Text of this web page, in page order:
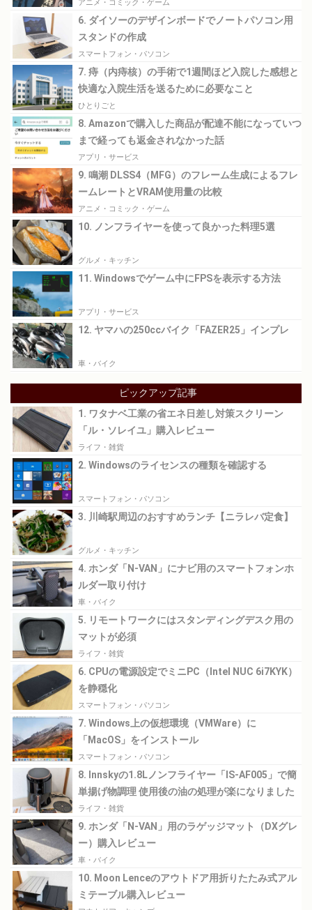
アニメ・コミック・ゲーム
6. ダイソーのデザインボードでノートパソコン用
スタンドの作成
スマートフォン・パソコン
7. 痔（内痔核）の手術で1週間ほど入院した感想と
快適な入院生活を送るために必要なこと
ひとりごと
8. Amazonで購入した商品が配達不能になっていつ
まで経っても返金されなかった話
アプリ・サービス
9. 鳴潮 DLSS4（MFG）のフレーム生成によるフレ
ームレートとVRAM使用量の比較
アニメ・コミック・ゲーム
10. ノンフライヤーを使って良かった料理5選
グルメ・キッチン
11. Windowsでゲーム中にFPSを表示する方法
アプリ・サービス
12. ヤマハの250ccバイク「FAZER25」インプレ
車・バイク
ピックアップ記事
1. ワタナベ工業の省エネ日差し対策スクリーン
「ル・ソレイユ」購入レビュー
ライフ・雑貨
2. Windowsのライセンスの種類を確認する
スマートフォン・パソコン
3. 川崎駅周辺のおすすめランチ【ニラレバ定食】
グルメ・キッチン
4. ホンダ「N-VAN」にナビ用のスマートフォンホ
ルダー取り付け
車・バイク
5. リモートワークにはスタンディングデスク用の
マットが必須
ライフ・雑貨
6. CPUの電源設定でミニPC（Intel NUC 6i7KYK）
を静穏化
スマートフォン・パソコン
7. Windows上の仮想環境（VMWare）に
「MacOS」をインストール
スマートフォン・パソコン
8. Innskyの1.8Lノンフライヤー「IS-AF005」で簡
単揚げ物調理 使用後の油の処理が楽になりました
ライフ・雑貨
9. ホンダ「N-VAN」用のラゲッジマット（DXグレ
ー）購入レビュー
車・バイク
10. Moon Lenceのアウトドア用折りたたみ式アル
ミテーブル購入レビュー